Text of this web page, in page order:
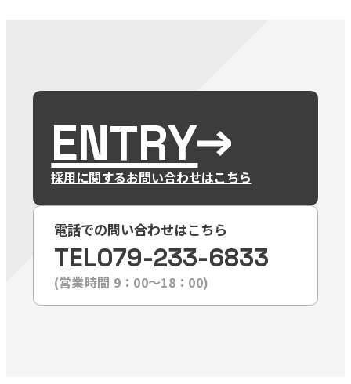
ENTRY
採用に関するお問い合わせはこちら
電話での問い合わせはこちら
TEL079-233-6833
(営業時間 9：00〜18：00)